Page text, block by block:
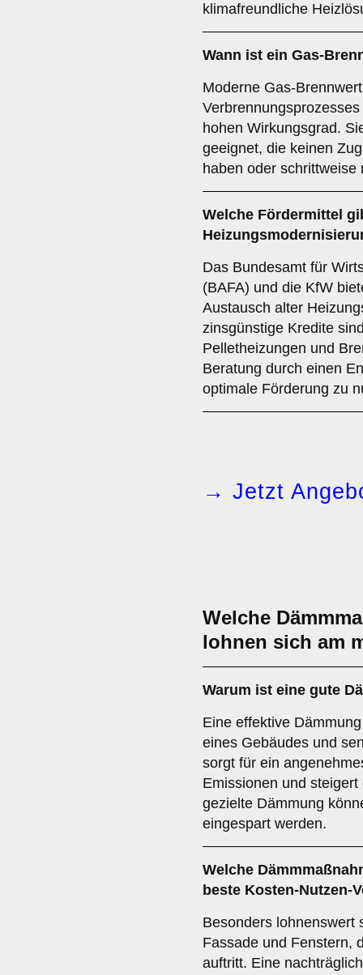
klimafreundliche
Wann ist ein Gas-
Moderne Gas-
hohen Wirkungsgrad.
geeignet, die keinen
haben oder
Welche Fördermittel
Das Bundesamt für
(BAFA) und die KfW
Austausch alter
zinsgünstige Kredite
Pelletheizungen und
Beratung durch einen
optimale Förderung zu
→ Jetzt
Welche
lohnen sich am
Warum ist eine gute
Eine effektive
eines Gebäudes und
sorgt für ein
Emissionen und
gezielte Dämmung
eingespart werden.
Welche
beste Kosten-Nutzen-
Besonders lohnenswert
Fassade und Fenstern,
auftritt. Eine